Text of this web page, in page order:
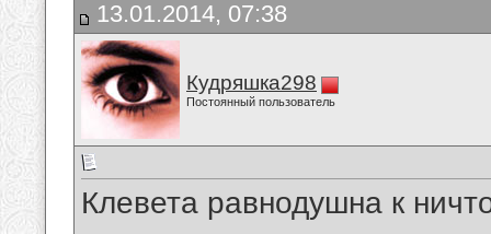
13.01.2014, 07:38
Кудряшка298
Постоянный пользователь
Клевета равнодушна к